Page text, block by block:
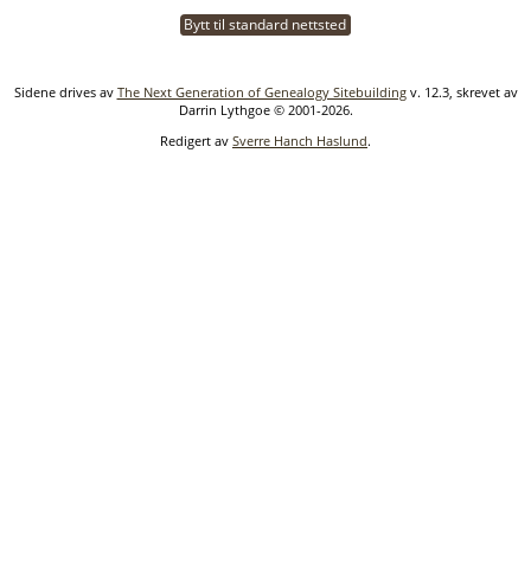
Bytt til standard nettsted
Sidene drives av The Next Generation of Genealogy Sitebuildingv. 12.3, skrevet av
Darrin Lythgoe © 2001-2026.
Redigert av Sverre Hanch Haslund.